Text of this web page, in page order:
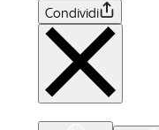
Condividi